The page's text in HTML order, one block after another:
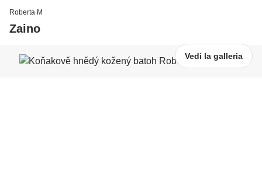
Vedi la galleria
Roberta M
Zaino